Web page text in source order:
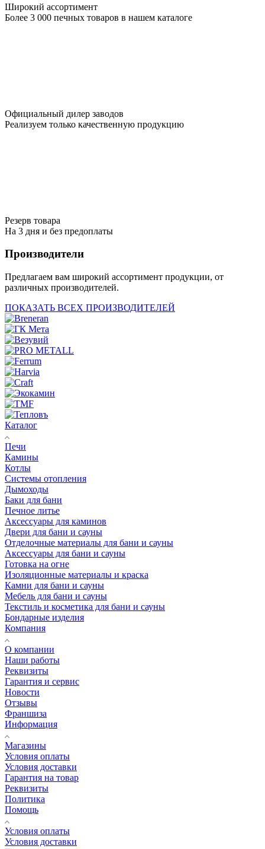
Широкий ассортимент
Более 3 000 печных товаров в нашем каталоге
Официальный дилер заводов
Реализуем только качественную продукцию
Резерв товара
На 3 дня и без предоплаты
Производители
Предлагаем вам широкий ассортимент продукции, от
различных производителей.
ПОКАЗАТЬ ВСЕХ ПРОИЗВОДИТЕЛЕЙ
Каталог
Печи
Камины
Котлы
Системы отопления
Дымоходы
Баки для бани
Печное литье
Аксессуары для каминов
Двери для бани и сауны
Отделочные материалы для бани и сауны
Аксессуары для бани и сауны
Готовка на огне
Изоляционные материалы и краска
Камни для бани и сауны
Мебель для бани и сауны
Текстиль и косметика для бани и сауны
Бондарные изделия
Компания
О компании
Наши работы
Реквизиты
Гарантия и сервис
Новости
Отзывы
Франшиза
Информация
Магазины
Условия оплаты
Условия доставки
Гарантия на товар
Реквизиты
Политика
Помощь
Условия оплаты
Условия доставки